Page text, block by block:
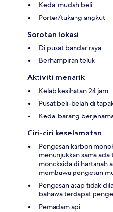
Kedai mudah beli
Porter/tukang angkut
Sorotan lokasi
Di pusat bandar raya
Berhampiran teluk
Aktiviti menarik
Kelab kesihatan 24 jam
Pusat beli-belah di
Kedai barang
Ciri-ciri keselamatan
Pengesan karbon
menunjukkan sama
monoksida di hartanah
membawa pengesan
Pengesan asap tidak
bahawa terdapat
Pemadam api